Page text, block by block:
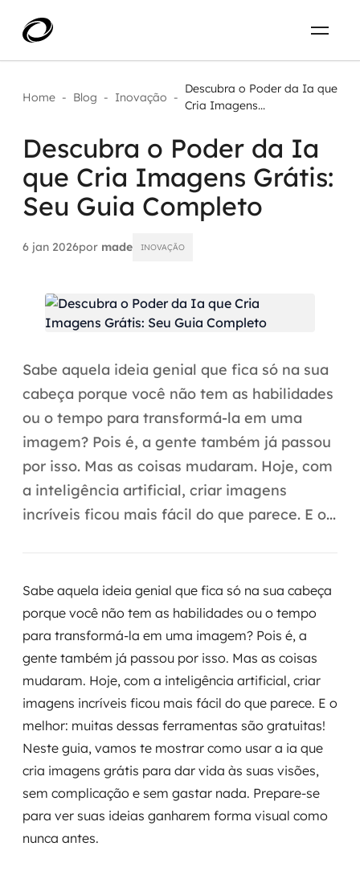
Aplicar IA com impacto real
AI / Machine Learning
IA Generativa
Aceleradores de IA
Automação inteligente
Integração de IA
RPA e hiperautomação
AI Day
Transformar dados em decisão
Engenharia de dados
Data Platforms
Business Intelligence
Data Lakes & Warehouses
Modernização de aplicações
Desenvolvimento web e mobile
Projetos
Home - Blog - Inovação -
Descubra o Poder da Ia que
Cria Imagens...
Descubra o Poder da Ia
que Cria Imagens Grátis:
Seu Guia Completo
6 jan 2026por made INOVAÇÃO
Sabe aquela ideia genial que fica só na sua
cabeça porque você não tem as habilidades
ou o tempo para transformá-la em uma
imagem? Pois é, a gente também já passou
por isso. Mas as coisas mudaram. Hoje, com
a inteligência artificial, criar imagens
incríveis ficou mais fácil do que parece. E o...
Sabe aquela ideia genial que fica só na sua cabeça
porque você não tem as habilidades ou o tempo
para transformá-la em uma imagem? Pois é, a
gente também já passou por isso. Mas as coisas
mudaram. Hoje, com a inteligência artificial, criar
imagens incríveis ficou mais fácil do que parece. E o
melhor: muitas dessas ferramentas são gratuitas!
Neste guia, vamos te mostrar como usar a ia que
cria imagens grátis para dar vida às suas visões,
sem complicação e sem gastar nada. Prepare-se
para ver suas ideias ganharem forma visual como
nunca antes.